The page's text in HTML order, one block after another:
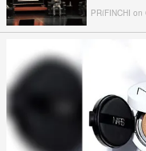
PR(FINCHI on